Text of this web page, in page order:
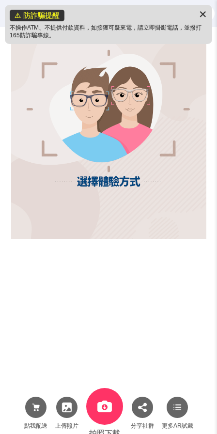
⚠️ 防詐騙提醒
不操作ATM、不提供付款資料，如接獲可疑來電，請立即掛斷電話，並撥打
165防詐騙專線。
✕
點我配送 上傳照片 分享社群 更多AR試戴